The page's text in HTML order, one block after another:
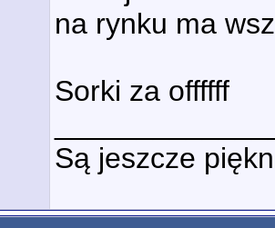
na rynku ma
Sorki za offffff
Są jeszcze